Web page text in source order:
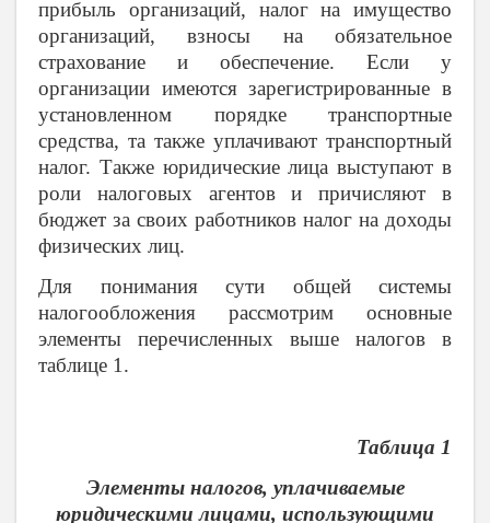
прибыль организаций, налог на имущество
организаций, взносы на обязательное
страхование и обеспечение. Если у
организации имеются зарегистрированные в
установленном порядке транспортные
средства, та также уплачивают транспортный
налог. Также юридические лица выступают в
роли налоговых агентов и причисляют в
бюджет за своих работников налог на доходы
физических лиц.
Для понимания сути общей системы
налогообложения рассмотрим основные
элементы перечисленных выше налогов в
таблице 1.
Таблица 1
Элементы налогов, уплачиваемые
юридическими лицами, использующими